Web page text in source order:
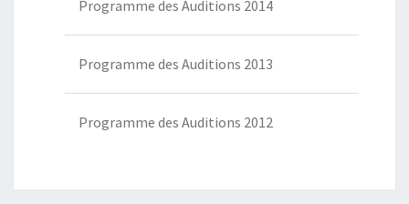
Programme des Auditions 2014
Programme des Auditions 2013
Programme des Auditions 2012